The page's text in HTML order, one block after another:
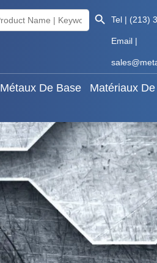
Search Button
Tel | (213)
Email |
Métaux De Base Matériaux
Rares Métaux De Base